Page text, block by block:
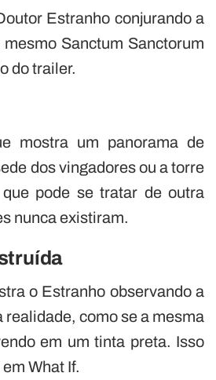
Estranho conjurando a
Sanctum Sanctorum
do trailer.
mostra um panorama de
dos vingadores ou a torre
pode se tratar de outra
nunca existiram.
o Estranho observando a
realidade, como se a mesma
em um tinta preta. Isso
What If.